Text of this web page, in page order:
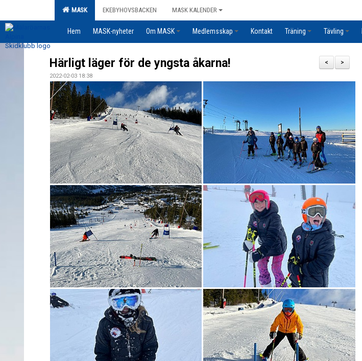
MASK EKEBYHOVSBACKEN MASK KALENDER
Hem MASK-nyheter Om MASK Medlemsskap Kontakt Träning Tävling
>
<
Härligt läger för de yngsta åkarna!
2022-02-03 18:38